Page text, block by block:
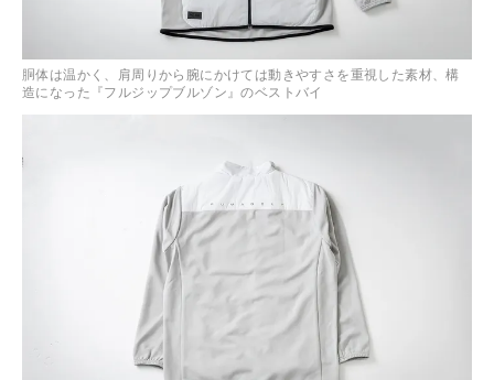
胴体は温かく、肩周りから腕にかけては動きやすさを重視した素材、構
造になった『フルジップブルゾン』のベストバイ